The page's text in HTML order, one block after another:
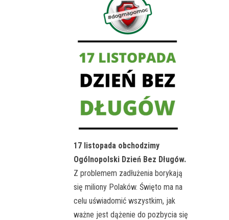
17 listopada obchodzimy
Ogólnopolski Dzień Bez Długów.
Z problemem zadłużenia borykają
się miliony Polaków. Święto ma na
celu uświadomić wszystkim, jak
ważne jest dążenie do pozbycia się